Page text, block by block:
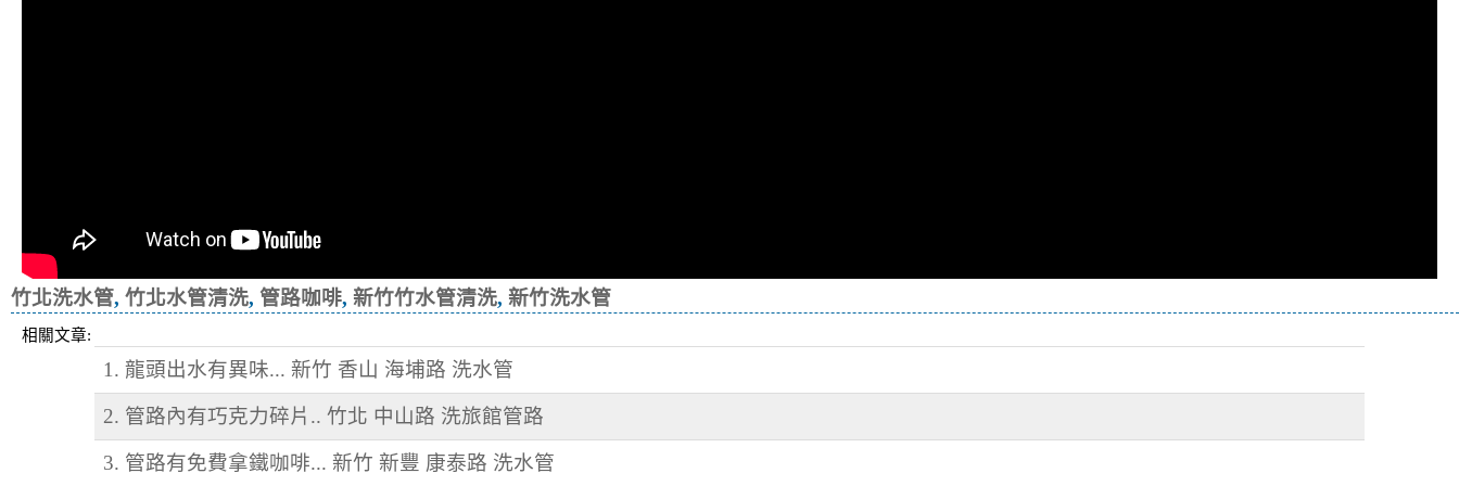
竹北洗水管, 竹北水管清洗, 管路咖啡, 新竹竹水管清洗, 新竹洗水管
相關文章:
1. 龍頭出水有異味... 新竹 香山 海埔路 洗水管
2. 管路內有巧克力碎片.. 竹北 中山路 洗旅館管路
3. 管路有免費拿鐵咖啡... 新竹 新豐 康泰路 洗水管